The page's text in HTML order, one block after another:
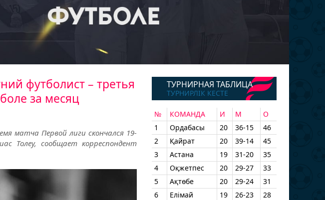
футболист – третья
за месяц
матча Первой лиги скончался 19-
Толеу, сообщает корреспондент
ТУРНИРНАЯ ТАБЛИЦА
ТУРНИРЛІК КЕСТЕ
№ КОМАНДА И М
О
1
Ордабасы 20 36-15
46
2
Қайрат 20 39-14
45
3
Астана 19 31-20
35
4
Оқжетпес 20 29-27
33
5
Ақтөбе 20 29-24
31
6
Елімай 19 26-23
28